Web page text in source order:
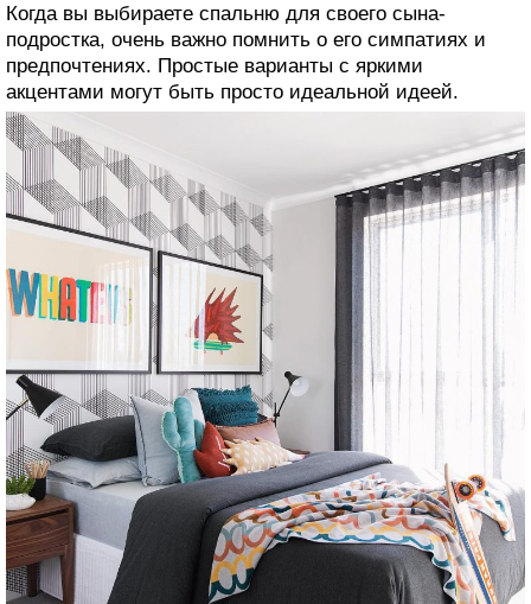
Когда вы выбираете спальню для своего сына-
подростка, очень важно помнить о его симпатиях и
предпочтениях. Простые варианты с яркими
акцентами могут быть просто идеальной идеей.